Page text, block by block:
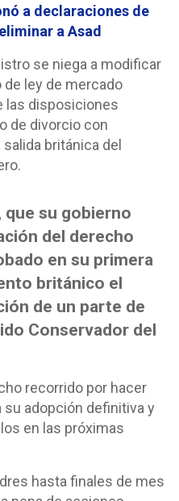
a declaraciones de
a Asad
se niega a modificar
ley de mercado
las disposiciones
de divorcio con
británica del
que su gobierno
del derecho
en su primera
británico el
de un parte de
Conservador del
recorrido por hacer
adopción definitiva y
en las próximas
hasta finales de mes